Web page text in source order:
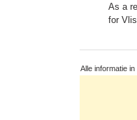
As a
for
Alle informatie in